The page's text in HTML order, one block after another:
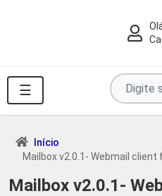
☰
Pesquise
por
produtos
...
Início
Mailbox v2.0.1- Webmail client
Mailbox v2.0.1-